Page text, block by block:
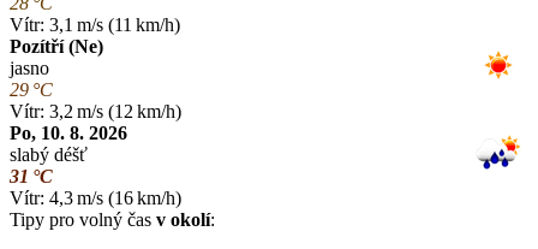
Vítr: 3,1 m/s (11 km/h)
Pozítří (Ne)
jasno
29 °C
Vítr: 3,2 m/s (12 km/h)
Po, 10. 8. 2026
slabý déšť
31 °C
Vítr: 4,3 m/s (16 km/h)
Tipy pro volný čas v okolí: